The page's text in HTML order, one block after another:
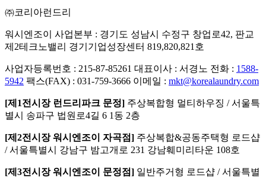
㈜코리아런드리
워시엔조이 사업본부 : 경기도 성남시 수정구 창업로42, 판교
제2테크노밸리 경기기업성장센터 819,820,821호
사업자등록번호 : 215-87-85261 대표이사 : 서경노 전화 : 1588-
5942 팩스(FAX) : 031-759-3666 이메일 : mkt@korealaundry.com
[제1전시장 런드리파크 문정] 주상복합형 멀티하우징 / 서울특
별시 송파구 법원로4길 6 1동 2층
[제2전시장 워시엔조이 자곡점] 주상복합&공동주택형 로드샵
/ 서울특별시 강남구 밤고개로 231 강남훼미리타운 108호
[제3전시장 워시엔조이 문정점] 일반주거형 로드샵 / 서울특별